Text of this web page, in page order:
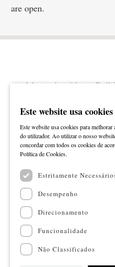
are open.
Mapa do sítio
Subscreva a
Este website usa cookies
Este website usa cookies para melhorar
do utilizador. Ao utilizar o nosso
concordar com todos os cookies de
Política de Cookies.
Estritamente
Desempenho
Direcionamento
Funcionalidade
Não Classificados